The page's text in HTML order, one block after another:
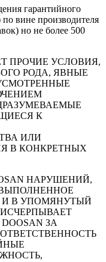
гарантийного
вине производителя
но не более 500
ПРОЧИЕ УСЛОВИЯ,
РОДА, ЯВНЫЕ
К
ИЛИ
В КОНКРЕТНЫХ
НАРУШЕНИЙ,
В УПОМЯНУТЫЙ
ЗА